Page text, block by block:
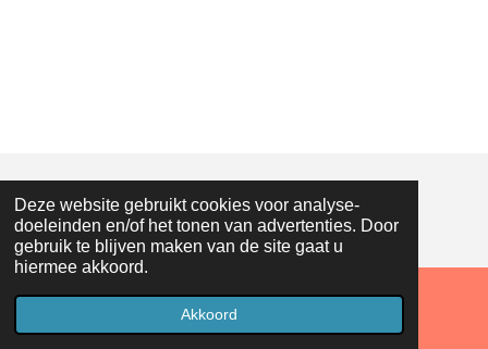
Deze website gebruikt cookies voor analyse-
doeleinden en/of het tonen van advertenties. Door
gebruik te blijven maken van de site gaat u
hiermee akkoord.
Akkoord
© 2018 - 2026 Droneopreis
Facebook